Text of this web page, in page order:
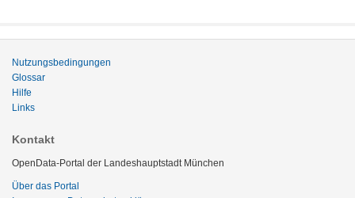
Nutzungsbedingungen
Glossar
Hilfe
Links
Kontakt
OpenData-Portal der Landeshauptstadt München
Über das Portal